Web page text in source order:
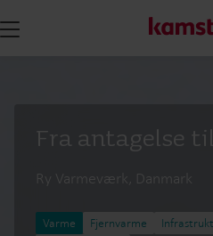
Fra antagelse
Ry Varmeværk, Danmark
Varme Fjernvarme